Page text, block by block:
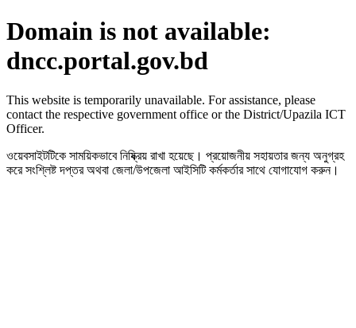
Domain is not available:
dncc.portal.gov.bd
This website is temporarily unavailable. For assistance, please
contact the respective government office or the District/Upazila ICT
Officer.
ওয়েবসাইটটিকে সাময়িকভাবে নিষ্ক্রিয় রাখা হয়েছে। প্রয়োজনীয় সহায়তার জন্য অনুগ্রহ
করে সংশ্লিষ্ট দপ্তর অথবা জেলা/উপজেলা আইসিটি কর্মকর্তার সাথে যোগাযোগ করুন।